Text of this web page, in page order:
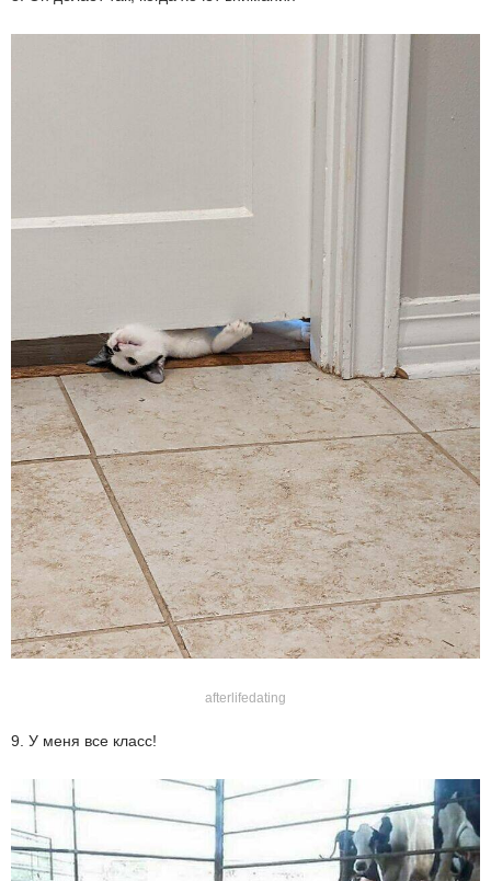
afterlifedating
9. У меня все класс!